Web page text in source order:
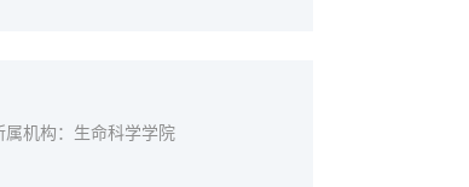
属机构：生命科学学院